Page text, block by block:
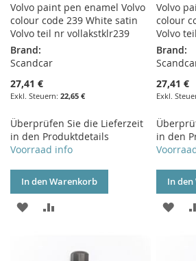
Volvo paint pen enamel Volvo
colour code 239 White satin
Volvo teil nr vollakstklr239
Brand:
Scandcar
27,41 €
22,65 €
Überprüfen Sie die Lieferzeit
in den Produktdetails
Voorraad info
In den Warenkorb
ZUR
HINZUFÜGENHINZUFÜGEN
Volvo
colour
Volvo
Brand:
27,41 €
in den
In
ZUR